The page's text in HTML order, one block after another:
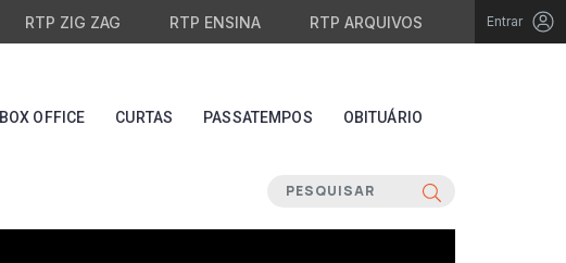
RTP ZIG ZAG RTP ENSINA RTP ARQUIVOS Entrar
BOX OFFICE CURTAS PASSATEMPOS OBITUÁRIO